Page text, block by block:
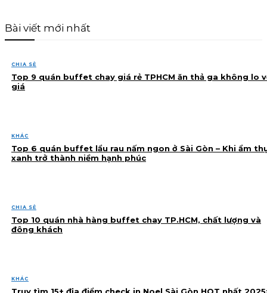
Bài viết mới nhất
CHIA SẺ
Top 9 quán buffet chay giá rẻ TPHCM ăn thả ga không lo
giá
KHÁC
Top 6 quán buffet lẩu rau nấm ngon ở Sài Gòn – Khi ẩm
xanh trở thành niềm hạnh phúc
CHIA SẺ
Top 10 quán nhà hàng buffet chay TP.HCM, chất lượng và
đông khách
KHÁC